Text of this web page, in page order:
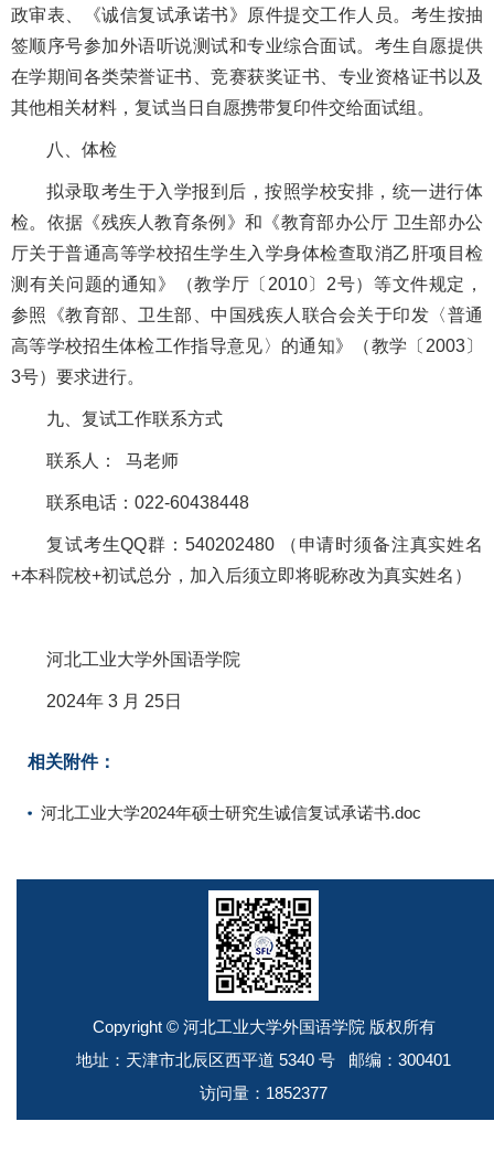
政审表、《诚信复试承诺书》原件提交工作人员。考生按抽
签顺序号参加外语听说测试和专业综合面试。考生自愿提供
在学期间各类荣誉证书、竞赛获奖证书、专业资格证书以及
其他相关材料，复试当日自愿携带复印件交给面试组。
八、体检
拟录取考生于入学报到后，按照学校安排，统一进行体
检。依据《残疾人教育条例》和《教育部办公厅 卫生部办公
厅关于普通高等学校招生学生入学身体检查取消乙肝项目检
测有关问题的通知》（教学厅〔2010〕2号）等文件规定，
参照《教育部、卫生部、中国残疾人联合会关于印发〈普通
高等学校招生体检工作指导意见〉的通知》（教学〔2003〕
3号）要求进行。
九、复试工作联系方式
联系人： 马老师
联系电话：022-60438448
复试考生QQ群：540202480 （申请时须备注真实姓名
+本科院校+初试总分，加入后须立即将昵称改为真实姓名）
河北工业大学外国语学院
2024年 3 月 25日
相关附件：
河北工业大学2024年硕士研究生诚信复试承诺书.doc
Copyright © 河北工业大学外国语学院 版权所有
地址：天津市北辰区西平道 5340 号 邮编：300401
访问量： 1852377